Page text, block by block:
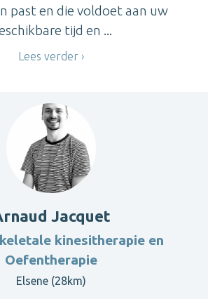
past en die voldoet aan uw
tijd en ...
Lees verder
Jacquet
kinesitherapie en
Oefentherapie
Elsene (28km)